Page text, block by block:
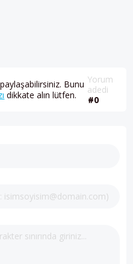
Bunu
dikkate alın lütfen.
Yorum
adedi
#0